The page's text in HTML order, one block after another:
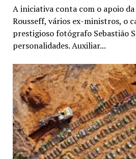
A iniciativa conta com o apoio
Rousseff, vários ex-ministros, o
prestigioso fotógrafo Sebastião
personalidades. Auxiliar...